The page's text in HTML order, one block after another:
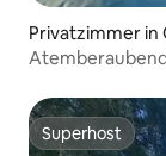
Privatzimmer in
Superhost
Superhost